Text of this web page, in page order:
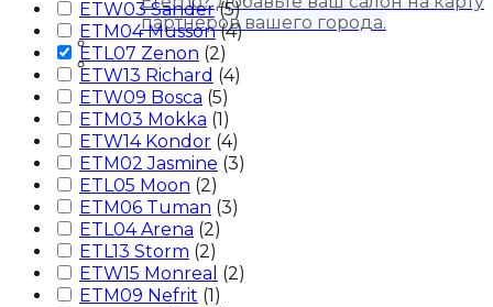
партнеров вашего города.
Блог
Контакты
ETW03 Sander (5)
ETM04 Musson (4)
ETL07 Zenon (2)
ETW13 Richard (4)
ETW09 Bosca (5)
ETM03 Mokka (1)
ETW14 Kondor (4)
ETM02 Jasmine (3)
ETL05 Moon (2)
ETM06 Tuman (3)
ETL04 Arena (2)
ETL13 Storm (2)
ETW15 Monreal (2)
ETM09 Nefrit (1)